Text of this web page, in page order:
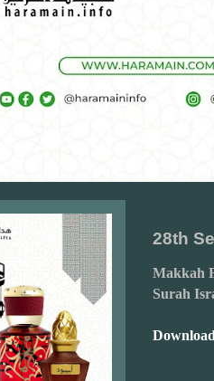
28th
Makkah
Surah